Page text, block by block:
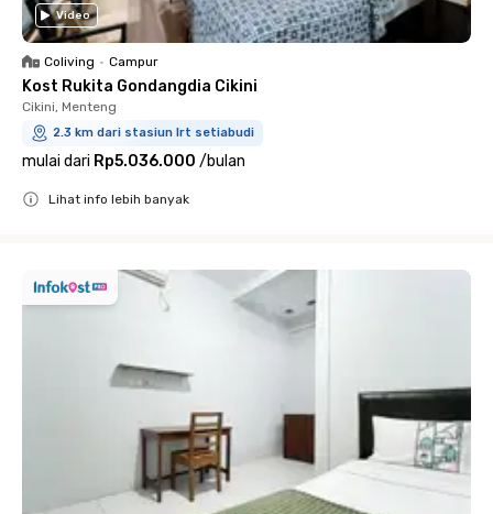
Video
Coliving • Campur
Kost Rukita Gondangdia Cikini
Cikini, Menteng
2.3 km dari stasiun lrt setiabudi
mulai dari Rp5.036.000 /bulan
Lihat info lebih banyak